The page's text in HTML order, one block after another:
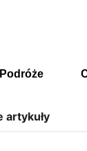
Podróże
artykuły